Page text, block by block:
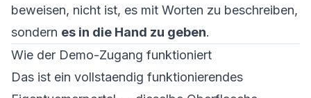
beweisen, nicht ist, es mit Worten zu beschreiben,
sondern es in die Hand zu geben.
Wie der Demo-Zugang funktioniert
Das ist ein vollstaendig funktionierendes